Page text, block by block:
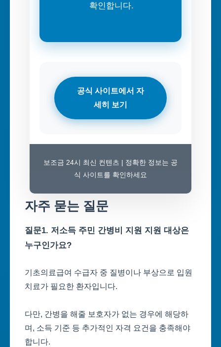
확인합니다.
공식 사이트에서 자
세히 보기
보조금 24시 최신 컨텐츠 | 정확한 정보는 공
식 사이트를 확인하세요
자주 묻는 질문
질문1. 저소득 주민 간병비 지원 지원 대상은
누구인가요?
기초의료급여 수급자 중 질병이나 부상으로 입원
치료가 필요한 환자입니다.
다만, 간병을 해줄 보호자가 없는 경우에 해당하
며, 소득 기준 등 추가적인 자격 요건을 충족해야
합니다.